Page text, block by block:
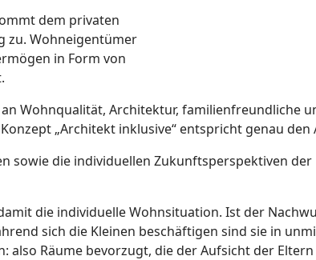
dem privaten
zu. Wohneigentümer
in Form von
Wohnqualität, Architektur, familienfreundliche
„Architekt inklusive“ entspricht genau
sowie die individuellen Zukunftsperspektiven
die individuelle Wohnsituation. Ist der
sich die Kleinen beschäftigen sind sie in
also Räume bevorzugt, die der Aufsicht der